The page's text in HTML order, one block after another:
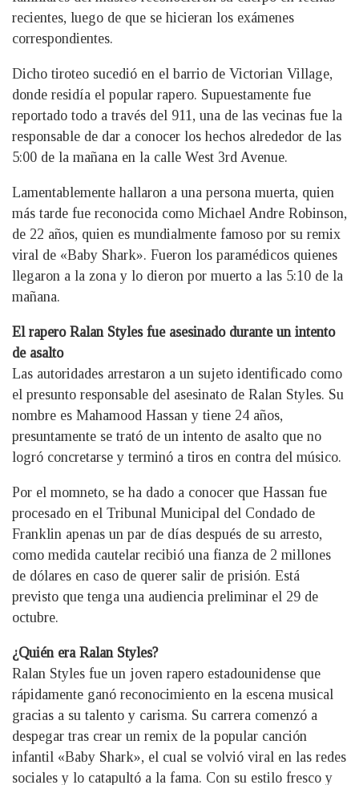
recientes, luego de que se hicieran los exámenes
correspondientes.
Dicho tiroteo sucedió en el barrio de Victorian Village,
donde residía el popular rapero. Supuestamente fue
reportado todo a través del 911, una de las vecinas fue la
responsable de dar a conocer los hechos alrededor de las
5:00 de la mañana en la calle West 3rd Avenue.
Lamentablemente hallaron a una persona muerta, quien
más tarde fue reconocida como Michael Andre Robinson,
de 22 años, quien es mundialmente famoso por su remix
viral de «Baby Shark». Fueron los paramédicos quienes
llegaron a la zona y lo dieron por muerto a las 5:10 de la
mañana.
El rapero Ralan Styles fue asesinado durante un intento
de asalto
Las autoridades arrestaron a un sujeto identificado como
el presunto responsable del asesinato de Ralan Styles. Su
nombre es Mahamood Hassan y tiene 24 años,
presuntamente se trató de un intento de asalto que no
logró concretarse y terminó a tiros en contra del músico.
Por el momneto, se ha dado a conocer que Hassan fue
procesado en el Tribunal Municipal del Condado de
Franklin apenas un par de días después de su arresto,
como medida cautelar recibió una fianza de 2 millones
de dólares en caso de querer salir de prisión. Está
previsto que tenga una audiencia preliminar el 29 de
octubre.
¿Quién era Ralan Styles?
Ralan Styles fue un joven rapero estadounidense que
rápidamente ganó reconocimiento en la escena musical
gracias a su talento y carisma. Su carrera comenzó a
despegar tras crear un remix de la popular canción
infantil «Baby Shark», el cual se volvió viral en las redes
sociales y lo catapultó a la fama. Con su estilo fresco y